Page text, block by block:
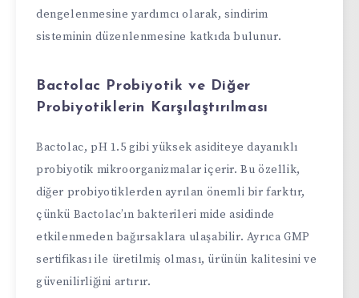
dengelenmesine yardımcı olarak, sindirim
sisteminin düzenlenmesine katkıda bulunur.
Bactolac Probiyotik ve Diğer
Probiyotiklerin Karşılaştırılması
Bactolac, pH 1.5 gibi yüksek asiditeye dayanıklı
probiyotik mikroorganizmalar içerir. Bu özellik,
diğer probiyotiklerden ayrılan önemli bir farktır,
çünkü Bactolac’ın bakterileri mide asidinde
etkilenmeden bağırsaklara ulaşabilir. Ayrıca GMP
sertifikası ile üretilmiş olması, ürünün kalitesini ve
güvenilirliğini artırır.